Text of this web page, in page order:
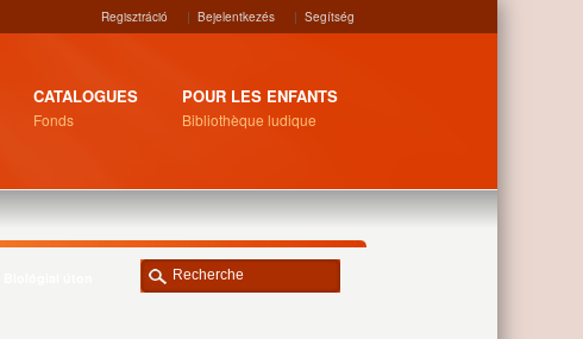
Regisztráció | Bejelentkezés | Segítség
CATALOGUES
Fonds
POUR LES ENFANTS
Bibliothèque ludique